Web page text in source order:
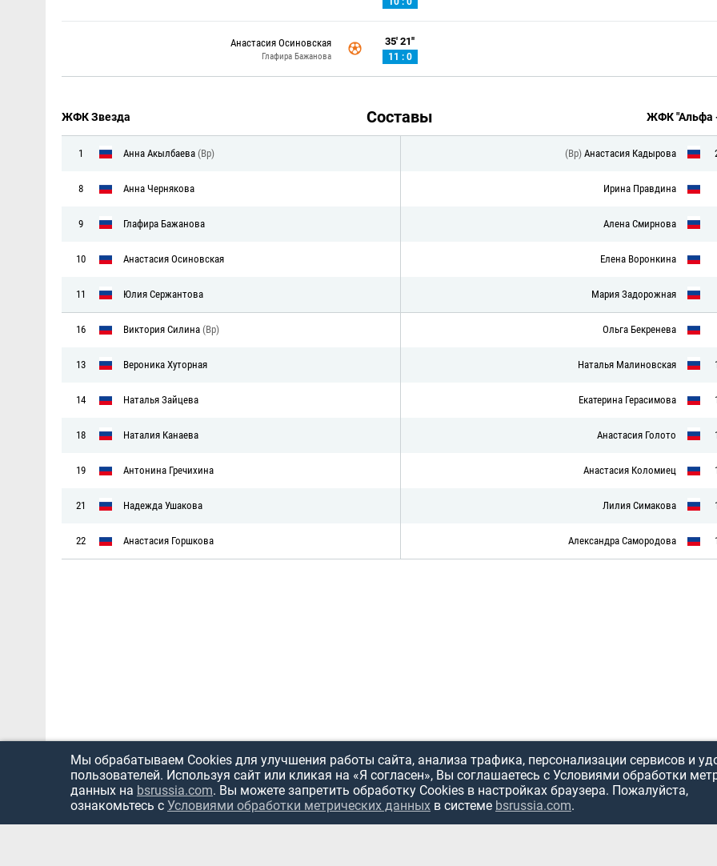
Анастасия Осиновская
Глафира Бажанова
35' 21''
11 : 0
ЖФК Звезда Составы ЖФК "Альфа
1 Анна Акылбаева (Вр)
8 Анна Чернякова
9 Глафира Бажанова
10 Анастасия Осиновская
11 Юлия Сержантова
16 Виктория Силина (Вр)
13 Вероника Хуторная
14 Наталья Зайцева
18 Наталия Канаева
19 Антонина Гречихина
21 Надежда Ушакова
22 Анастасия Горшкова
(Вр) Анастасия Кадырова
Ирина Правдина
Алена Смирнова
Елена Воронкина
Мария Задорожная
Ольга Бекренева
Наталья Малиновская
Екатерина Герасимова
Анастасия Голото
Анастасия Коломиец
Лилия Симакова
Александра Самородова
Мы обрабатываем Cookies для улучшения работы сайта, анализа трафика, персонализации сервисов и
пользователей. Используя сайт или кликая на «Я согласен», Вы соглашаетесь с Условиями обработки
данных на bsrussia.com. Вы можете запретить обработку Cookies в настройках браузера. Пожалуйста,
ознакомьтесь с Условиями обработки метрических данных в системе bsrussia.com.